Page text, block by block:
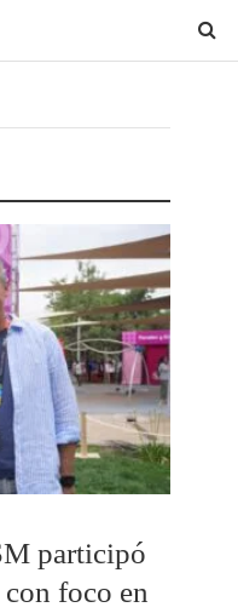
participó
foco en